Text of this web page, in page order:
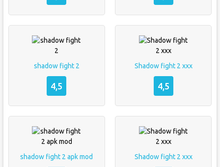
shadow fight 2
4,5
Shadow fight 2 xxx
4,5
shadow fight 2 apk mod Shadow fight 2 xxx